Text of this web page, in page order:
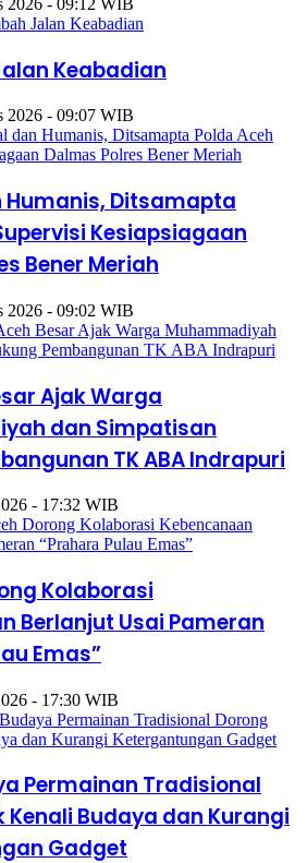
2026 - 09:12 WIB
Keabadian
2026 - 09:07 WIB
Ditsamapta
Kesiapsiagaan
2026 - 09:02 WIB
Ajak Warga
dan Simpatisan
TK ABA Indrapuri
- 17:32 WIB
Kolaborasi
Berlanjut Usai Pameran
- 17:30 WIB
Permainan Tradisional
Kenali Budaya dan Kurangi